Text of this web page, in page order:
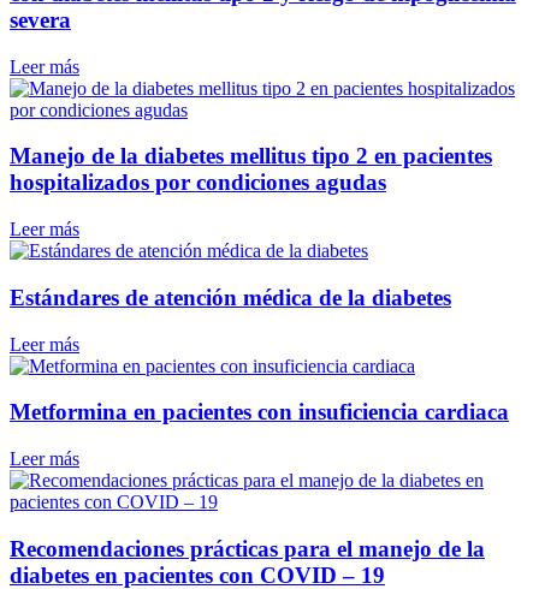
severa
Leer más
Manejo de la diabetes mellitus tipo 2 en pacientes
hospitalizados por condiciones agudas
Leer más
Estándares de atención médica de la diabetes
Leer más
Metformina en pacientes con insuficiencia cardiaca
Leer más
Recomendaciones prácticas para el manejo de la
diabetes en pacientes con COVID – 19